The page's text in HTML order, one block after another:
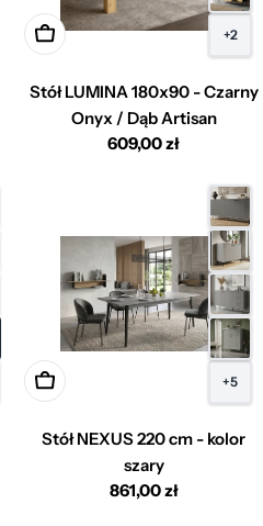
+2
Dodaj do koszyka
Stół LUMINA 180x90 - Czarny
Onyx / Dąb Artisan
Cena
609,00 zł
+5
Dodaj do koszyka
Stół NEXUS 220 cm - kolor
szary
Cena
861,00 zł